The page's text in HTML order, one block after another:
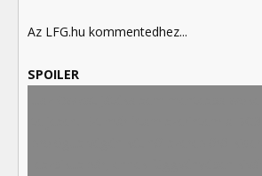
Az LFG.hu kommentedhez...
SPOILER